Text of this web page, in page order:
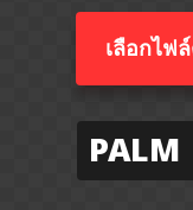
เลือกไฟ
PALM